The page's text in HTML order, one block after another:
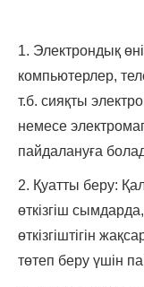
1. Электрондық
компьютерлер,
т.б. сияқты
немесе
пайдалануға
2. Қуатты беру:
өткізгіш
өткізгіштігін
төтеп беру үшін